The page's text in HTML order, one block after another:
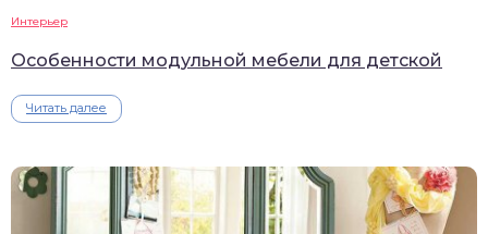
Интерьер
Особенности модульной мебели для детской
Читать далее